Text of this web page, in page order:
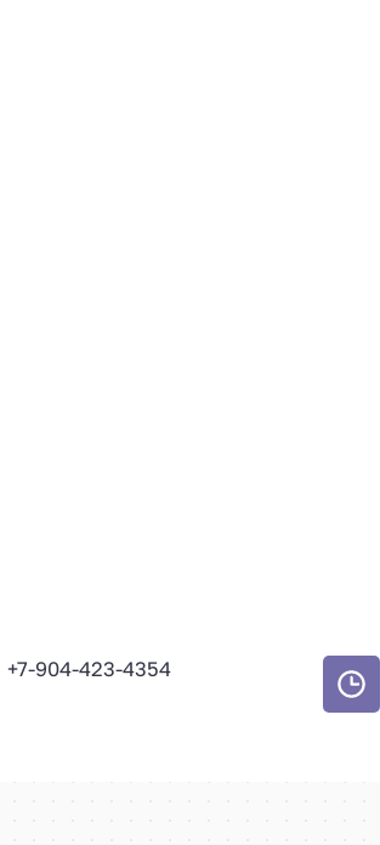
+7-904-423-4354